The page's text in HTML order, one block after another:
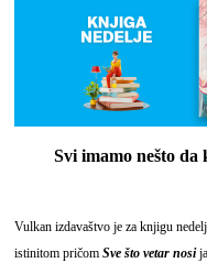
Svi imamo nešto da
Vulkan izdavaštvo je za knjigu
istinitom pričom Sve što vetar nosi